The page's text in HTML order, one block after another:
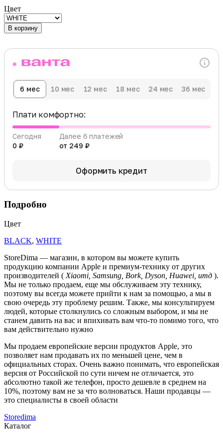
Цвет
В корзину
6 мес 10 мес 12 мес 18 мес 24 мес 36 мес
Плати комфортно:
Сегодня
0 ₽
Далее 6 платежей
от 249 ₽
Оформить кредит
Подробно
Цвет
BLACK, WHITE
StoreDima — магазин, в котором вы можете купить
продукцию компании Apple и премиум-технику от других
производителей ( Xiaomi, Samsung, Bork, Dyson, Huawei, итд ).
Мы не только продаем, еще мы обслуживаем эту технику,
поэтому вы всегда можете прийти к нам за помощью, а мы в
свою очередь эту проблему решим. Также, мы консультируем
людей, которые столкнулись со сложным выбором, и мы не
станем давить на вас и впихивать вам что-то помимо того, что
вам действительно нужно
Мы продаем европейские версии продуктов Apple, это
позволяет нам продавать их по меньшей цене, чем в
официальных сторах. Очень важно понимать, что европейская
версия от Российской по сути ничем не отличается, это
абсолютно такой же телефон, просто дешевле в среднем на
10%, поэтому вам не за что волноваться. Наши продавцы —
это специалисты в своей области
Storedima
Каталог